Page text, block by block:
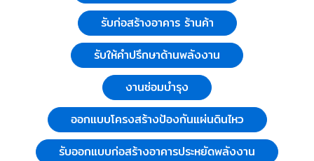
รับก่อสร้างอาคาร ร้านค้า
รับให้คำปรึกษาด้านพลังงาน
งานซ่อมบำรุง
ออกแบบโครงสร้างป้องกันแผ่นดินไหว
รับออกแบบก่อสร้างอาคารประหยัดพลังงาน